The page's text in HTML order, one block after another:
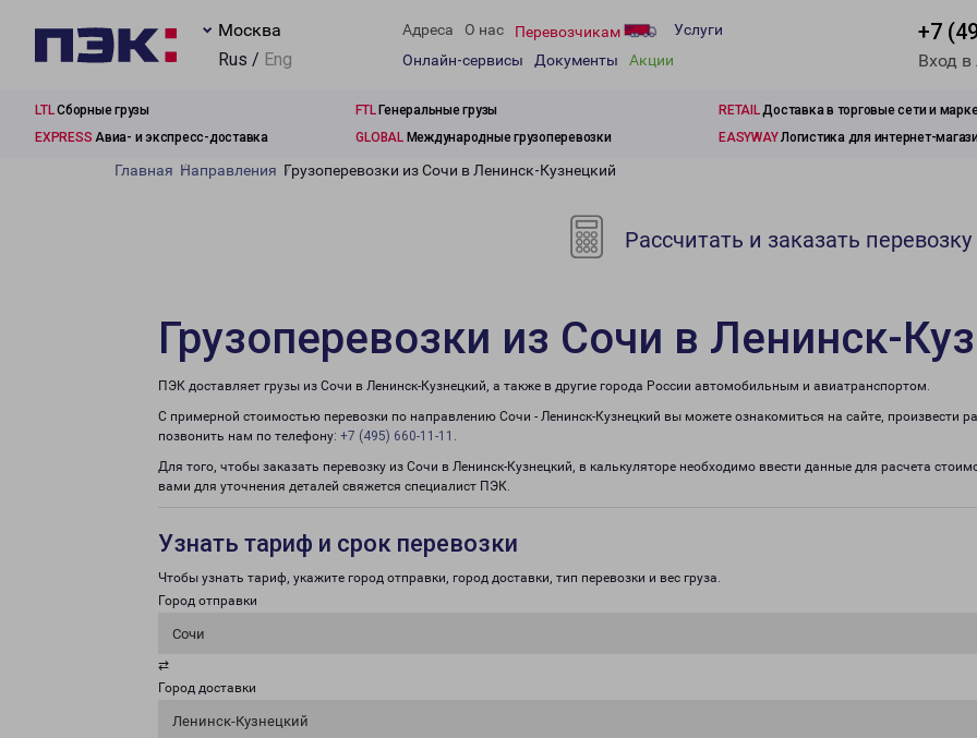
Москва
Rus / Eng
Адреса О нас Перевозчикам
Услуги
Онлайн-сервисы
Документы Акции
+7
Вход
LTLСборные грузы FTLГенеральные грузы RETAILДоставка в торговые сети и
EXPRESS Авиа- и экспресс-доставка GLOBALМеждународные грузоперевозки EASYWAYЛогистика для интернет-
Главная Направления Грузоперевозки из Сочи в Ленинск-Кузнецкий
Рассчитать и заказать перевозку
Грузоперевозки из Сочи в Ленинск-
ПЭК доставляет грузы из Сочи в Ленинск-Кузнецкий, а также в другие города России автомобильным и авиатранспортом.
С примерной стоимостью перевозки по направлению Сочи - Ленинск-Кузнецкий вы можете ознакомиться на сайте, произвести
позвонить нам по телефону: +7 (495) 660-11-11 .
Для того, чтобы заказать перевозку из Сочи в Ленинск-Кузнецкий, в калькуляторе необходимо ввести данные для расчета
вами для уточнения деталей свяжется специалист ПЭК.
Узнать тариф и срок перевозки
Чтобы узнать тариф, укажите город отправки, город доставки, тип перевозки и вес груза.
Город отправки
Сочи
⇄
Город доставки
Ленинск-Кузнецкий